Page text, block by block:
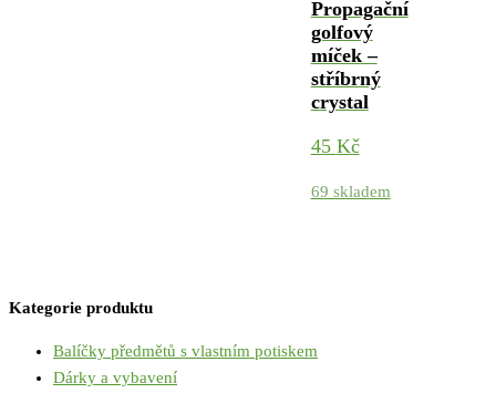
Propagační
golfový
míček –
stříbrný
crystal
45 Kč
69 skladem
Kategorie produktu
Balíčky předmětů s vlastním potiskem
Dárky a vybavení